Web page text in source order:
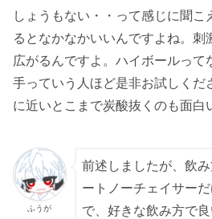
しょうもない・・って感じに聞こ
るとなかなかいいんですよね。刺
広がるんですよ。ハイボールって
手っていう人ほど是非お試しくだ
に近いとこまで炭酸抜くのも面白
ふうが
前述しましたが、飲
ートノーチェイサー
で、好きな飲み方で